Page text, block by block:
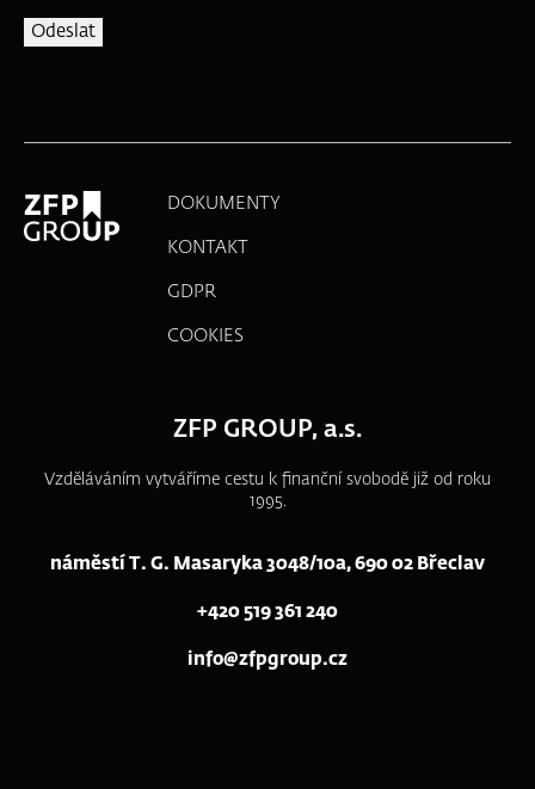
DOKUMENTY
KONTAKT
GDPR
COOKIES
ZFP GROUP, a.s.
Vzděláváním vytváříme cestu k finanční svobodě již od roku
1995.
náměstí T. G. Masaryka 3048/10a, 690 02 Břeclav
+420 519 361 240
info@zfpgroup.cz